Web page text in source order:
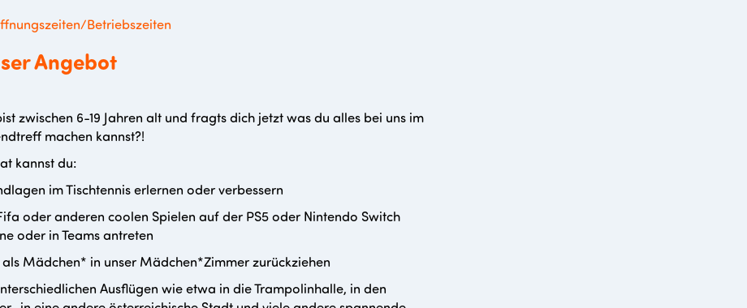
Betriebszeiten
Angebot
zwischen 6-19 Jahren alt und fragts dich jetzt was du alles bei uns im
machen kannst?!
kannst du:
im Tischtennis erlernen oder verbessern
oder anderen coolen Spielen auf der PS5 oder Nintendo Switch
oder in Teams antreten
Mädchen* in unser Mädchen*Zimmer zurückziehen
Ausflügen wie etwa in die Trampolinhalle, in den